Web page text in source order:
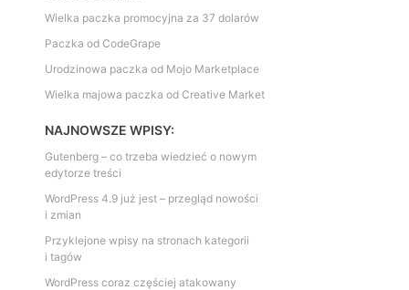
Wielka paczka promocyjna za 37 dolarów
Paczka od CodeGrape
Urodzinowa paczka od Mojo Marketplace
Wielka majowa paczka od Creative Market
NAJNOWSZE WPISY:
Gutenberg – co trzeba wiedzieć o nowym
edytorze treści
WordPress 4.9 już jest – przegląd nowości
i zmian
Przyklejone wpisy na stronach kategorii
i tagów
WordPress coraz częściej atakowany